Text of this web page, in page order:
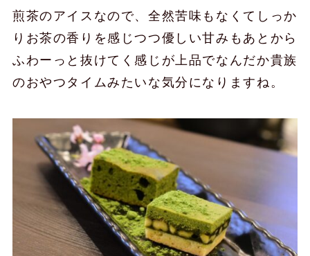
煎茶のアイスなので、全然苦味もなくてしっか
りお茶の香りを感じつつ優しい甘みもあとから
ふわーっと抜けてく感じが上品でなんだか貴族
のおやつタイムみたいな気分になりますね。